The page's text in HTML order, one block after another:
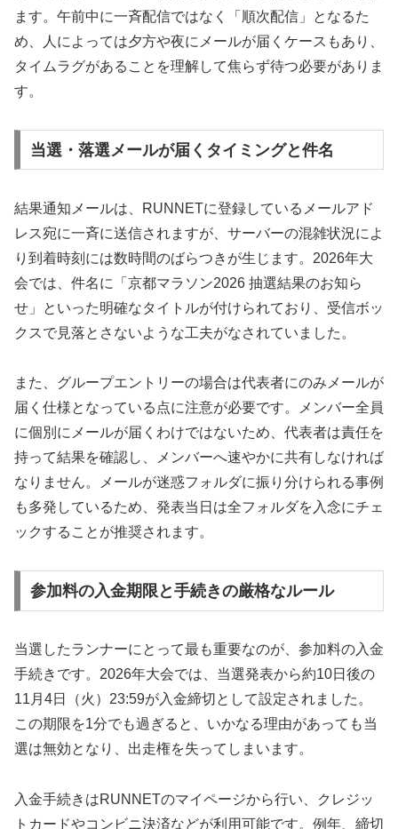
ます。午前中に一斉配信ではなく「順次配信」となるた
め、人によっては夕方や夜にメールが届くケースもあり、
タイムラグがあることを理解して焦らず待つ必要がありま
す。
当選・落選メールが届くタイミングと件名
結果通知メールは、RUNNETに登録しているメールアド
レス宛に一斉に送信されますが、サーバーの混雑状況によ
り到着時刻には数時間のばらつきが生じます。2026年大
会では、件名に「京都マラソン2026 抽選結果のお知ら
せ」といった明確なタイトルが付けられており、受信ボッ
クスで見落とさないような工夫がなされていました。
また、グループエントリーの場合は代表者にのみメールが
届く仕様となっている点に注意が必要です。メンバー全員
に個別にメールが届くわけではないため、代表者は責任を
持って結果を確認し、メンバーへ速やかに共有しなければ
なりません。メールが迷惑フォルダに振り分けられる事例
も多発しているため、発表当日は全フォルダを入念にチェ
ックすることが推奨されます。
参加料の入金期限と手続きの厳格なルール
当選したランナーにとって最も重要なのが、参加料の入金
手続きです。2026年大会では、当選発表から約10日後の
11月4日（火）23:59が入金締切として設定されました。
この期限を1分でも過ぎると、いかなる理由があっても当
選は無効となり、出走権を失ってしまいます。
入金手続きはRUNNETのマイページから行い、クレジッ
トカードやコンビニ決済などが利用可能です。例年、締切